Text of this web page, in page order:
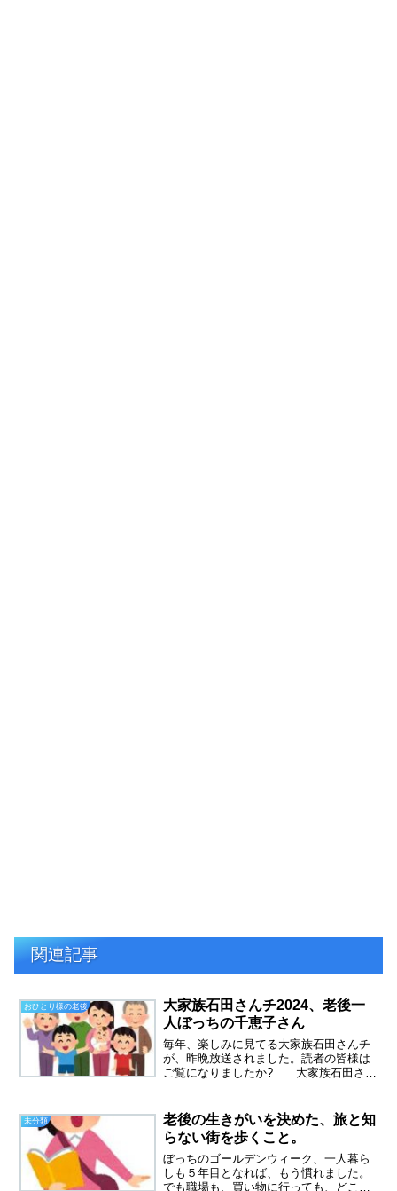
関連記事
おひとり様の老後
大家族石田さんチ2024、老後一
人ぼっちの千恵子さん
毎年、楽しみに見てる大家族石田さんチ
が、昨晩放送されました。読者の皆様は
ご覧になりましたか? 大家族石田さん
す。もともと、母親の介護のために別居
を始めた二人。その...
未分類
老後の生きがいを決めた、旅と知
らない街を歩くこと。
ぼっちのゴールデンウィーク、一人暮ら
しも５年目となれば、もう慣れました。
でも職場も、買い物に行っても、どこも